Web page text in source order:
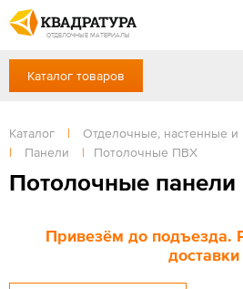
ОТДЕЛОЧНЫЕ МАТЕРИАЛЫ
Профи
Доставка и оплата
Готовые решения
Акции
Отзывы
+7 (3822) 48-94-10
Сб, Вс — выходной
ЗАКАЗАТЬ ЗВОНОК
Вход / Регистрация
Каталог товаров
Каталог |
Отделочные, настенные
|
Панели | Потолочные ПВХ
Потолочные
Привезём до подъезда.
доставки